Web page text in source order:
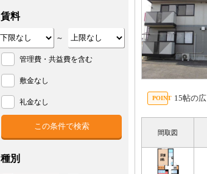
15帖の
間取図
賃料
～
管理費・共益費を含む
敷金なし
礼金なし
種別